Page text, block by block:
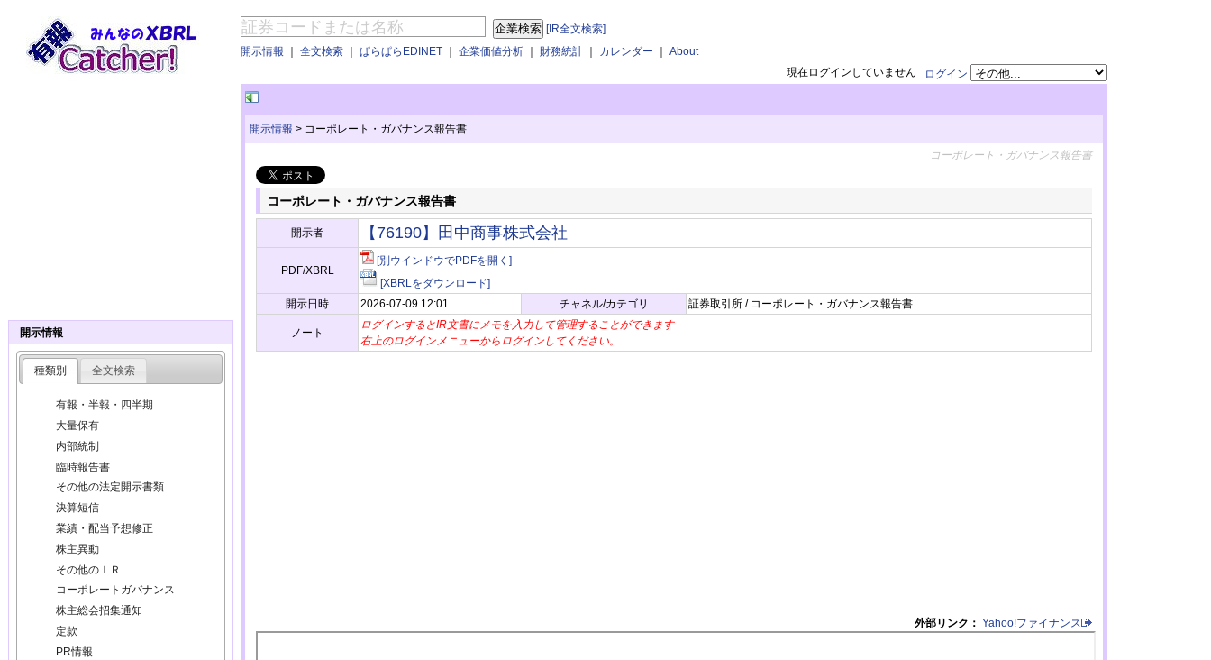
[IR全文検索]
開示情報 ｜ 全文検索 ｜ ぱらぱらEDINET ｜ 企業価値分析 ｜ 財務統計 ｜ カレンダー ｜ About
ログイン
現在ログインしていません
開示情報 > コーポレート・ガバナンス報告書
コーポレート・ガバナンス報告書
コーポレート・ガバナンス報告書
開示者 【76190】田中商事株式会社
PDF/XBRL
[別ウインドウでPDFを開く]
[XBRLをダウンロード]
開示日時
2026-07-09 12:01 チャネル/カテゴリ 証券取引所 / コーポレート・ガバナンス報告書
ノート
ログインするとIR文書にメモを入力して管理することができます
右上のログインメニューからログインしてください。
外部リンク： Yahoo!ファイナンス
開示情報
種類別 全文検索
有報・半報・四半期
大量保有
内部統制
臨時報告書
その他の法定開示書類
決算短信
業績・配当予想修正
株主異動
その他のＩＲ
コーポレートガバナンス
株主総会招集通知
定款
PR情報